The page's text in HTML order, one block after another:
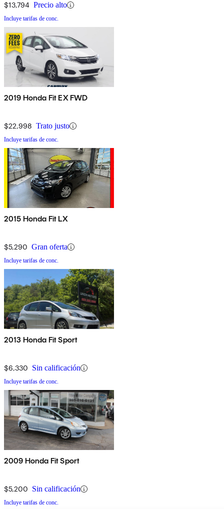
$13,794 Precio alto
Incluye tarifas de conc.
2019 Honda Fit EX FWD
$22,998 Trato justo
Incluye tarifas de conc.
2015 Honda Fit LX
$5,290 Gran oferta
Incluye tarifas de conc.
2013 Honda Fit Sport
$6,330 Sin calificación
Incluye tarifas de conc.
2009 Honda Fit Sport
$5,200 Sin calificación
Incluye tarifas de conc.